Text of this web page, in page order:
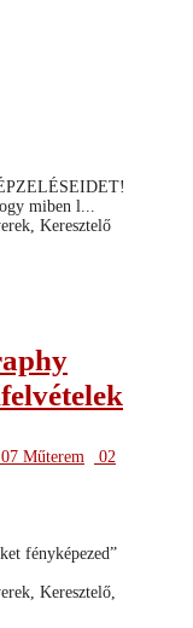
miben l...
Keresztelő
07 Műterem
02
fényképezed”
Keresztelő,